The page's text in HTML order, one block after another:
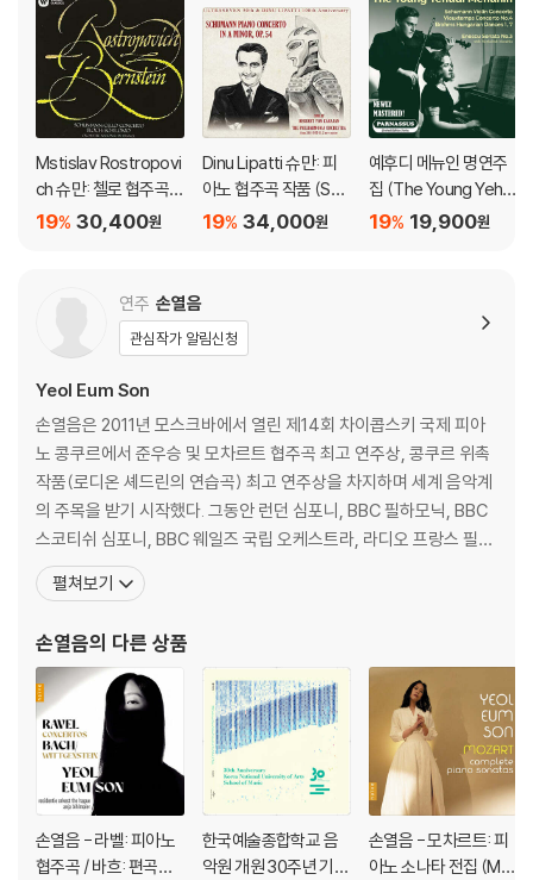
Mstislav Rostropovi
ch 슈만: 첼로 협주곡 /
블로흐: 슐로모 (Schu
30,400원
19%
Dinu Lipatti 슈만: 피
아노 협주곡 작품 (Sch
umann: Piano conce
34,000원
19%
예후디 메뉴인 명연주
집 (The Young Yehu
di Menuhin)
19,900원
19%
연주 손열음
관심작가 알림신청
Yeol Eum Son
손열음은 2011년 모스크바에서 열린 제14회 차이콥스키 국제 피아
노 콩쿠르에서 준우승 및 모차르트 협주곡 최고 연주상, 콩쿠르 위촉
작품(로디온 셰드린의 연습곡) 최고 연주상을 차지하며 세계 음악계
의 주목을 받기 시작했다. 그동안 런던 심포니, BBC 필하모닉, BBC
스코티쉬 심포니, BBC 웨일즈 국립 오케스트라, 라디오 프랑스 필하
모닉, 스페인 국립 방송 교향악단(RTVE 심포니), 카스티야 이 레옹
심포니, 스위스 로망드 오케스트라, 바젤 심포니, 로테르담 필하모닉,
드 심포니, 오슬로 필하모닉, 핀란드
펼쳐보기
손열음의 다른 상품
손열음 - 라벨: 피아노
협주곡 / 바흐: 편곡집
한국예술종합학교 음
악원 개원 30주년 기념
손열음 - 모차르트: 피
아노 소나타 전집 (Mo